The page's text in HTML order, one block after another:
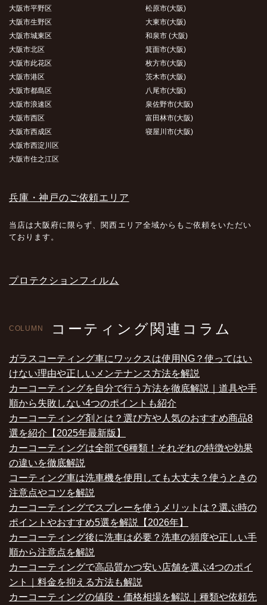
大阪市平野区
大阪市生野区
大阪市城東区
大阪市北区
大阪市此花区
大阪市港区
大阪市都島区
大阪市浪速区
大阪市西区
大阪市西成区
大阪市西淀川区
大阪市住之江区
松原市(大阪)
大東市(大阪)
和泉市 (大阪)
箕面市(大阪)
枚方市(大阪)
茨木市(大阪)
八尾市(大阪)
泉佐野市(大阪)
富田林市(大阪)
寝屋川市(大阪)
兵庫・神戸のご依頼エリア
当店は大阪府に限らず、関西エリア全域からもご依頼をいただい
ております。
プロテクションフィルム
COLUMN コーティング関連コラム
ガラスコーティング車にワックスは使用NG？使ってはい
けない理由や正しいメンテナンス方法を解説
カーコーティングを自分で行う方法を徹底解説｜道具や手
順から失敗しない4つのポイントも紹介
カーコーティング剤とは？選び方や人気のおすすめ商品8
選を紹介【2025年最新版】
カーコーティングは全部で6種類！それぞれの特徴や効果
の違いを徹底解説
コーティング車は洗車機を使用しても大丈夫？使うときの
注意点やコツを解説
カーコーティングでスプレーを使うメリットは？選ぶ時の
ポイントやおすすめ5選を解説【2026年】
カーコーティング後に洗車は必要？洗車の頻度や正しい手
順から注意点を解説
カーコーティングで高品質かつ安い店舗を選ぶ4つのポイ
ント｜料金を抑える方法も解説
カーコーティングの値段・価格相場を解説｜種類や依頼先